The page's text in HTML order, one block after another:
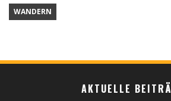
WANDERN
AKTUELLE